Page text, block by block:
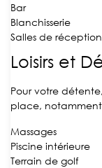
Bar
Blanchisserie
Salles de réception
Loisirs et
Pour votre
place,
Massages
Piscine intérieure
Terrain de golf